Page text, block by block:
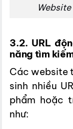
3.2. URL
năng tìm
Các website
sinh nhiều
phẩm hoặc
như: